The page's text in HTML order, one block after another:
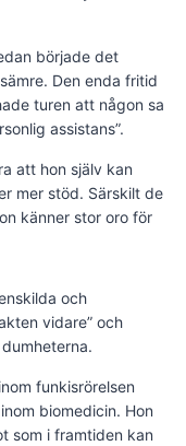
började det
Den enda fritid
turen att någon sa
assistans”.
att hon själv kan
mer stöd. Särskilt de
känner stor oro för
och
vidare” och
funkisrörelsen
biomedicin. Hon
som i framtiden kan